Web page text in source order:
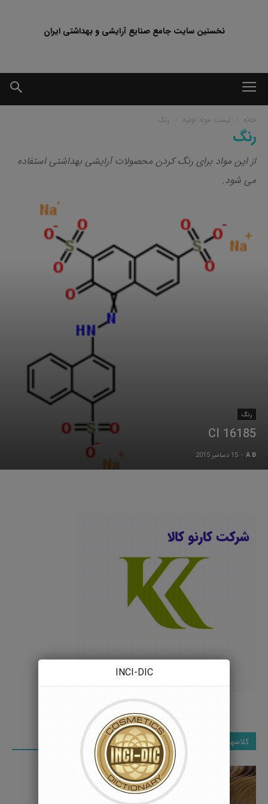
نخستین سایت جامع صنایع آرایشی و بهداشتی ایران
خانه لیست مواد اولیه رنگ
رنگ
از این مواد برای رنگ کردن محصولات آرایشی بهداشتی استفاده
می شود.
رنگ
CI 16185
A B
- 15 دسامبر 2015
کلاسهای تخصصی
کلاس فرایند تولید رنگ مو
INCI-DIC